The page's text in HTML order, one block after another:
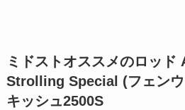
ミドストオススメのロッド
Strolling Special (フェンウ
キッシュ2500S